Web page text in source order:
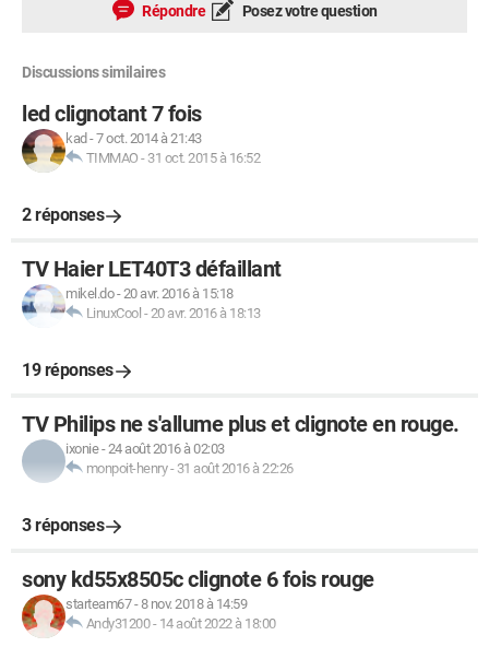
Répondre Posez votre question
Discussions similaires
led clignotant 7 fois
kad -7 oct. 2014 à 21:43
TIMMAO - 31 oct. 2015 à 16:52
2 réponses
TV Haier LET40T3 défaillant
mikel.do-20 avr. 2016 à 15:18
LinuxCool -20 avr. 2016 à 18:13
19 réponses
TV Philips ne s'allume plus et clignote en rouge.
ixonie-24 août 2016 à 02:03
monpoit-henry- 31 août 2016 à 22:26
3 réponses
sony kd55x8505c clignote 6 fois rouge
starteam67-8 nov. 2018 à 14:59
Andy31200- 14 août 2022 à 18:00